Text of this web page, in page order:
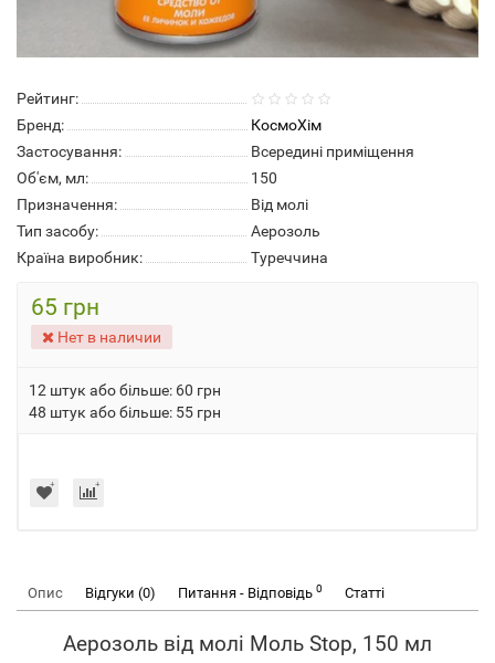
Рейтинг:
Бренд:
КосмоХім
Застосування:
Всередині приміщення
Об'єм, мл:
150
Призначення:
Від молі
Тип засобу:
Аерозоль
Країна виробник:
Туреччина
65 грн
Нет в наличии
12 штук або більше: 60 грн
48 штук або більше: 55 грн
Опис Відгуки (0) Питання - Відповідь 0 Статті
Аерозоль від молі Моль Stop, 150 мл